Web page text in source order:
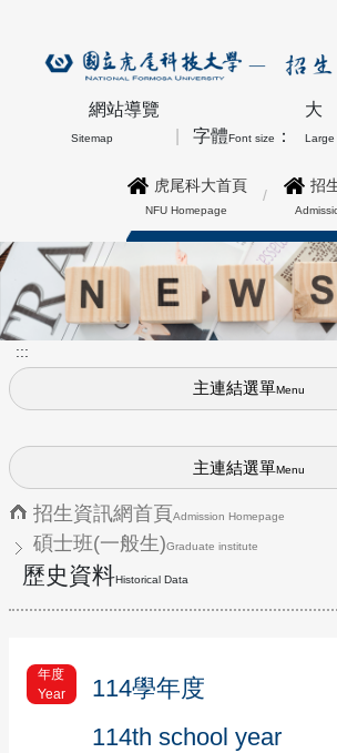
網站導覽
Sitemap 字體Font size ：
大
Large
虎尾科大首頁
NFU Homepage
招
博士班最新公告上方形象圖
:::
主連結選單Menu
主連結選單Menu
招生資訊網首頁Admission Homepage
碩士班(一般生)Graduate institute
歷史資料Historical Data
年度
Year
114學年度
114th school year